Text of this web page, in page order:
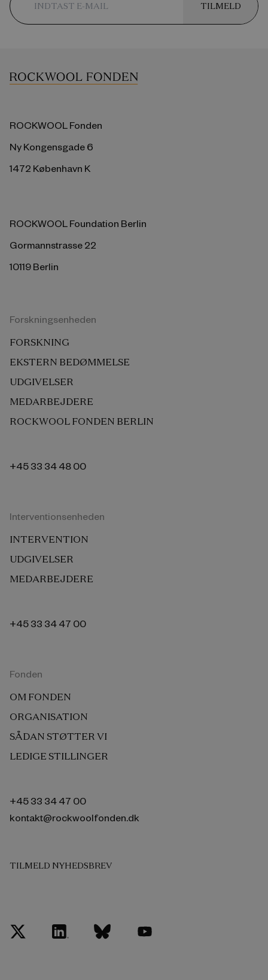
TILMELD
ROCKWOOL Fonden
Ny Kongensgade 6
1472 København K
ROCKWOOL Foundation Berlin
Gormannstrasse 22
10119 Berlin
Forskningsenheden
FORSKNING
EKSTERN BEDØMMELSE
UDGIVELSER
MEDARBEJDERE
ROCKWOOL FONDEN BERLIN
+45 33 34 48 00
Interventionsenheden
INTERVENTION
UDGIVELSER
MEDARBEJDERE
+45 33 34 47 00
Fonden
OM FONDEN
ORGANISATION
SÅDAN STØTTER VI
LEDIGE STILLINGER
+45 33 34 47 00
kontakt@rockwoolfonden.dk
TILMELD NYHEDSBREV